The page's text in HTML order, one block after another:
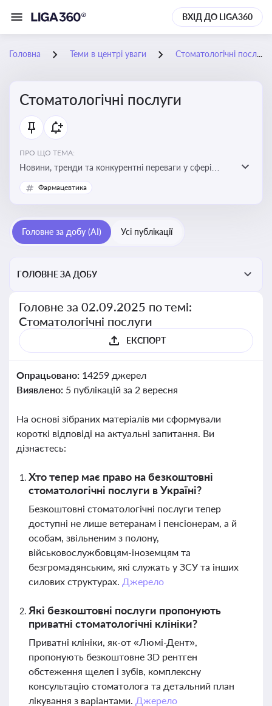
ВХІД ДО LIGA360
Головна Теми в центрі уваги Стоматологічні послуги
Стоматологічні послуги
ПРО ЩО ТЕМА:
Новини, тренди та конкурентні переваги у сфері
стоматологічних послуг. Використання новітніх
технологій та стратегій для покращення
Фармацевтика
Головне за добу (AI) Усі публікації
ГОЛОВНЕ ЗА ДОБУ
Головне за 02.09.2025 по темі:
Стоматологічні послуги
ЕКСПОРТ
Опрацьовано: 14259 джерел
Виявлено: 5 публікацій за 2 вересня
На основі зібраних матеріалів ми сформували
короткі відповіді на актуальні запитання. Ви
дізнаєтесь:
Хто тепер має право на безкоштовні
стоматологічні послуги в Україні?
Безкоштовні стоматологічні послуги тепер
доступні не лише ветеранам і пенсіонерам, а й
особам, звільненим з полону,
військовослужбовцям-іноземцям та
безгромадянським, які служать у ЗСУ та інших
силових структурах. Джерело
Які безкоштовні послуги пропонують
приватні стоматологічні клініки?
Приватні клініки, як-от «Люмі-Дент»,
пропонують безкоштовне 3D рентген
обстеження щелеп і зубів, комплексну
консультацію стоматолога та детальний план
лікування з варіантами. Джерело